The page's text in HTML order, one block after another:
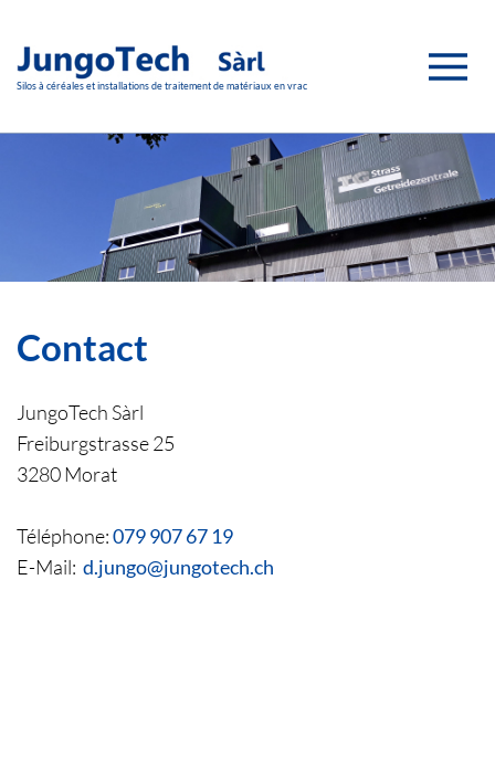
Accéder au contenu principal
Silos à céréales et installations de traitement de matériaux en vrac
Contact
JungoTech Sàrl
Freiburgstrasse 25
3280 Morat
Téléphone:079 907 67 19
E-Mail: d.jungo@jungotech.ch